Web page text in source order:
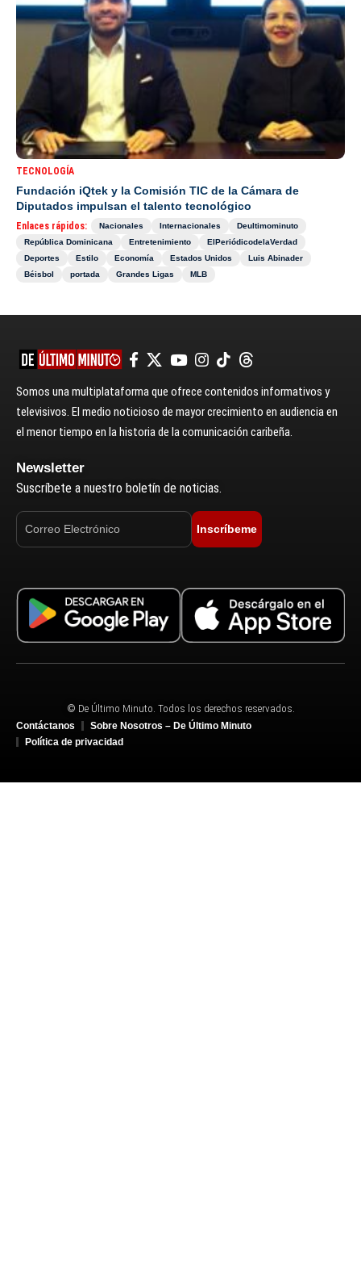
TECNOLOGÍA
Fundación iQtek y la Comisión TIC de la Cámara de
Diputados impulsan el talento tecnológico
Enlaces rápidos: Nacionales Internacionales
Deultimominuto
República Dominicana
Entretenimiento
ElPeriódicodelaVerdad
Deportes
Estilo Economía Estados Unidos
Luis Abinader
Béisbol
portada Grandes Ligas MLB
Somos una multiplataforma que ofrece contenidos informativos y
televisivos. El medio noticioso de mayor crecimiento en audiencia en
el menor tiempo en la historia de la comunicación caribeña.
Newsletter
Suscríbete a nuestro boletín de noticias.
Inscríbeme
© De Último Minuto. Todos los derechos reservados.
Contáctanos
Sobre Nosotros – De Último Minuto
Política de privacidad